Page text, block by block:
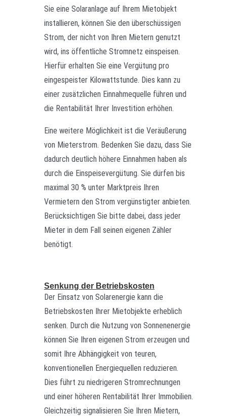
Sie eine Solaranlage auf Ihrem Mietobjekt
installieren, können Sie den überschüssigen
Strom, der nicht von Ihren Mietern genutzt
wird, ins öffentliche Stromnetz einspeisen.
Hierfür erhalten Sie eine Vergütung pro
eingespeister Kilowattstunde. Dies kann zu
einer zusätzlichen Einnahmequelle führen und
die Rentabilität Ihrer Investition erhöhen.
Eine weitere Möglichkeit ist die Veräußerung
von Mieterstrom. Bedenken Sie dazu, dass Sie
dadurch deutlich höhere Einnahmen haben als
durch die Einspeisevergütung. Sie dürfen bis
maximal 30 % unter Marktpreis Ihren
Vermietern den Strom vergünstigter anbieten.
Berücksichtigen Sie bitte dabei, dass jeder
Mieter in dem Fall seinen eigenen Zähler
benötigt.
Senkung der Betriebskosten
Der Einsatz von Solarenergie kann die
Betriebskosten Ihrer Mietobjekte erheblich
senken. Durch die Nutzung von Sonnenenergie
können Sie Ihren eigenen Strom erzeugen und
somit Ihre Abhängigkeit von teuren,
konventionellen Energiequellen reduzieren.
Dies führt zu niedrigeren Stromrechnungen
und einer höheren Rentabilität Ihrer Immobilien.
Gleichzeitig signalisieren Sie Ihren Mietern,